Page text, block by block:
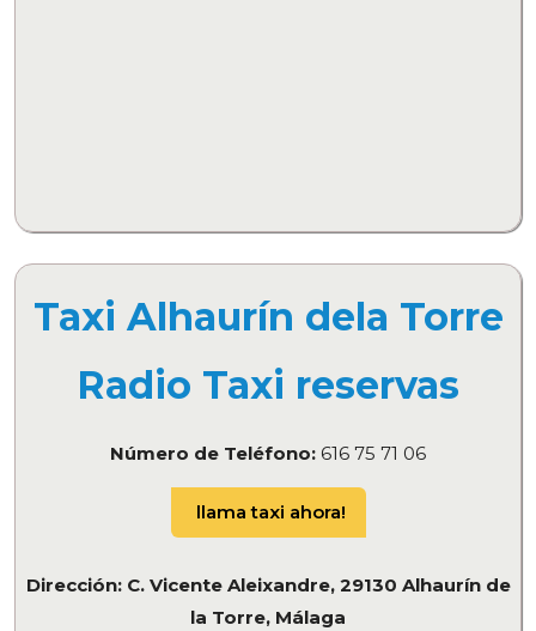
Taxi Alhaurín dela Torre
Radio Taxi reservas
Número de Teléfono: 616 75 71 06
llama taxi ahora!
Dirección: C. Vicente Aleixandre, 29130 Alhaurín de
la Torre, Málaga